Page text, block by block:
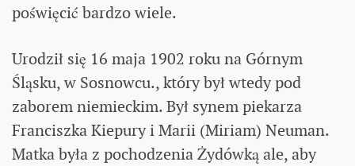
poświęcić bardzo wiele.
Urodził się 16 maja 1902 roku na Górnym
Śląsku, w Sosnowcu., który był wtedy pod
zaborem niemieckim. Był synem piekarza
Franciszka Kiepury i Marii (Miriam) Neuman.
Matka była z pochodzenia Żydówką ale, aby